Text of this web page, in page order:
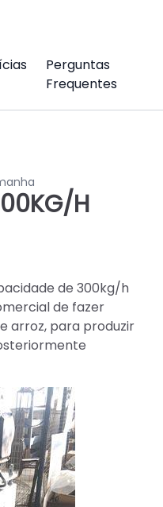
Perguntas
Frequentes
H
de 300kg/h
de fazer
arroz, para produzir